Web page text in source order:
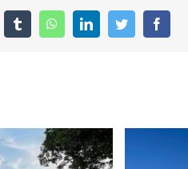
Facebook
Twitter
LinkedIn
WhatsApp